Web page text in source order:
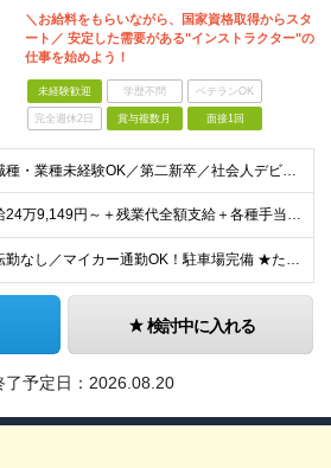
＼お給料をもらいながら、国家資格取得からスタ
ート／ 安定した需要がある"インストラクター"の
仕事を始めよう！
未経験歓迎 学歴不問 ベテランOK
完全週休2日 賞与複数月 面接1回
＜職種・業種未経験OK／第二新卒／社会人デビューも歓迎＞ ★高卒以上 ★普通自動車運転免許をお持ちの方（AT限定可） ━━━━━━━━━━━━━━━━━━━ ★運転が上手である必要はありません！★
月給24万9,149円～＋残業代全額支給＋各種手当＋賞与年2回 ＼ 頑張りが収入に反映されます！ ／ ★四輪の指導→二輪の指導など、指導の幅が広がると給与UP！ ★年間表彰制度あり！教習生の合格率が
★転勤なし／マイカー通勤OK！駐車場完備 ★たまプラーザ／新百合ヶ丘／登戸などから送迎バスも出ています！ 【向ケ丘自動車学校】 神奈川県川崎市宮前区菅生4-6-1 ※(変更の範囲)勤務地に変更なし
検討中に入れる
予定日： 2026.08.20